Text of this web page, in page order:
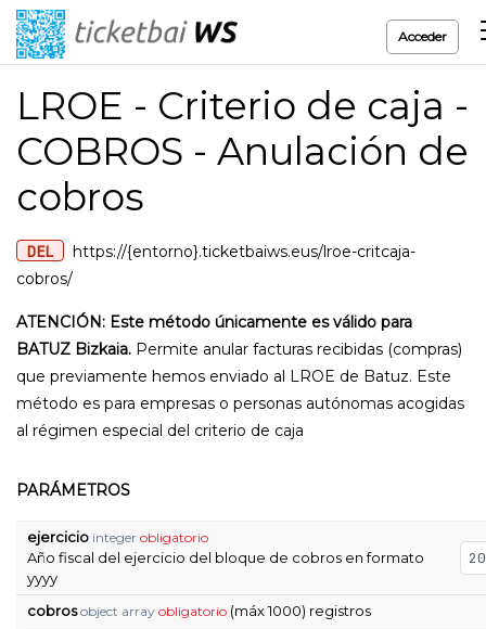
Acceder
LROE - Criterio de caja -
COBROS - Anulación de
cobros
DEL
https://{entorno}.ticketbaiws.eus/lroe-critcaja-
cobros/
ATENCIÓN: Este método únicamente es válido para
BATUZ Bizkaia. Permite anular facturas recibidas (compras)
que previamente hemos enviado al LROE de Batuz. Este
método es para empresas o personas autónomas acogidas
al régimen especial del criterio de caja
PARÁMETROS
ejercicio integer obligatorio
Año fiscal del ejercicio del bloque de cobros en formato
yyyy
cobros object array obligatorio (máx 1000) registros